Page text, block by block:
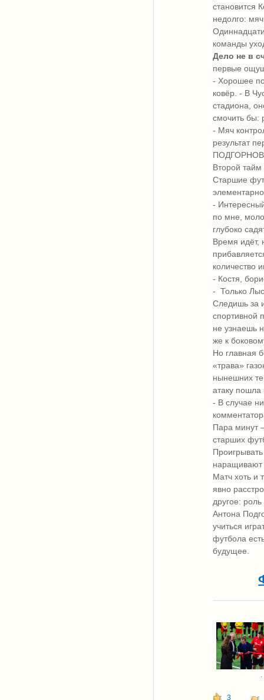
становится
недолго:
команды
Дело не в
первые
- Хорошее
ковёр. - В
стадиона,
смочить бы:
- Мяч
результат
ПОДГОРНОВ.
Второй
Старшие
-
по мне,
глубоко
Время идёт,
количество
- Костя,
- Только
Следишь за
спортивной
не узнаешь
же к
Но главная
«трава»
нынешних
атаку
- В случае
Пара минут
старших
наращивают
Матч хоть и
явно
другое:
Антона
учиться
футбола
будущее.
.
3